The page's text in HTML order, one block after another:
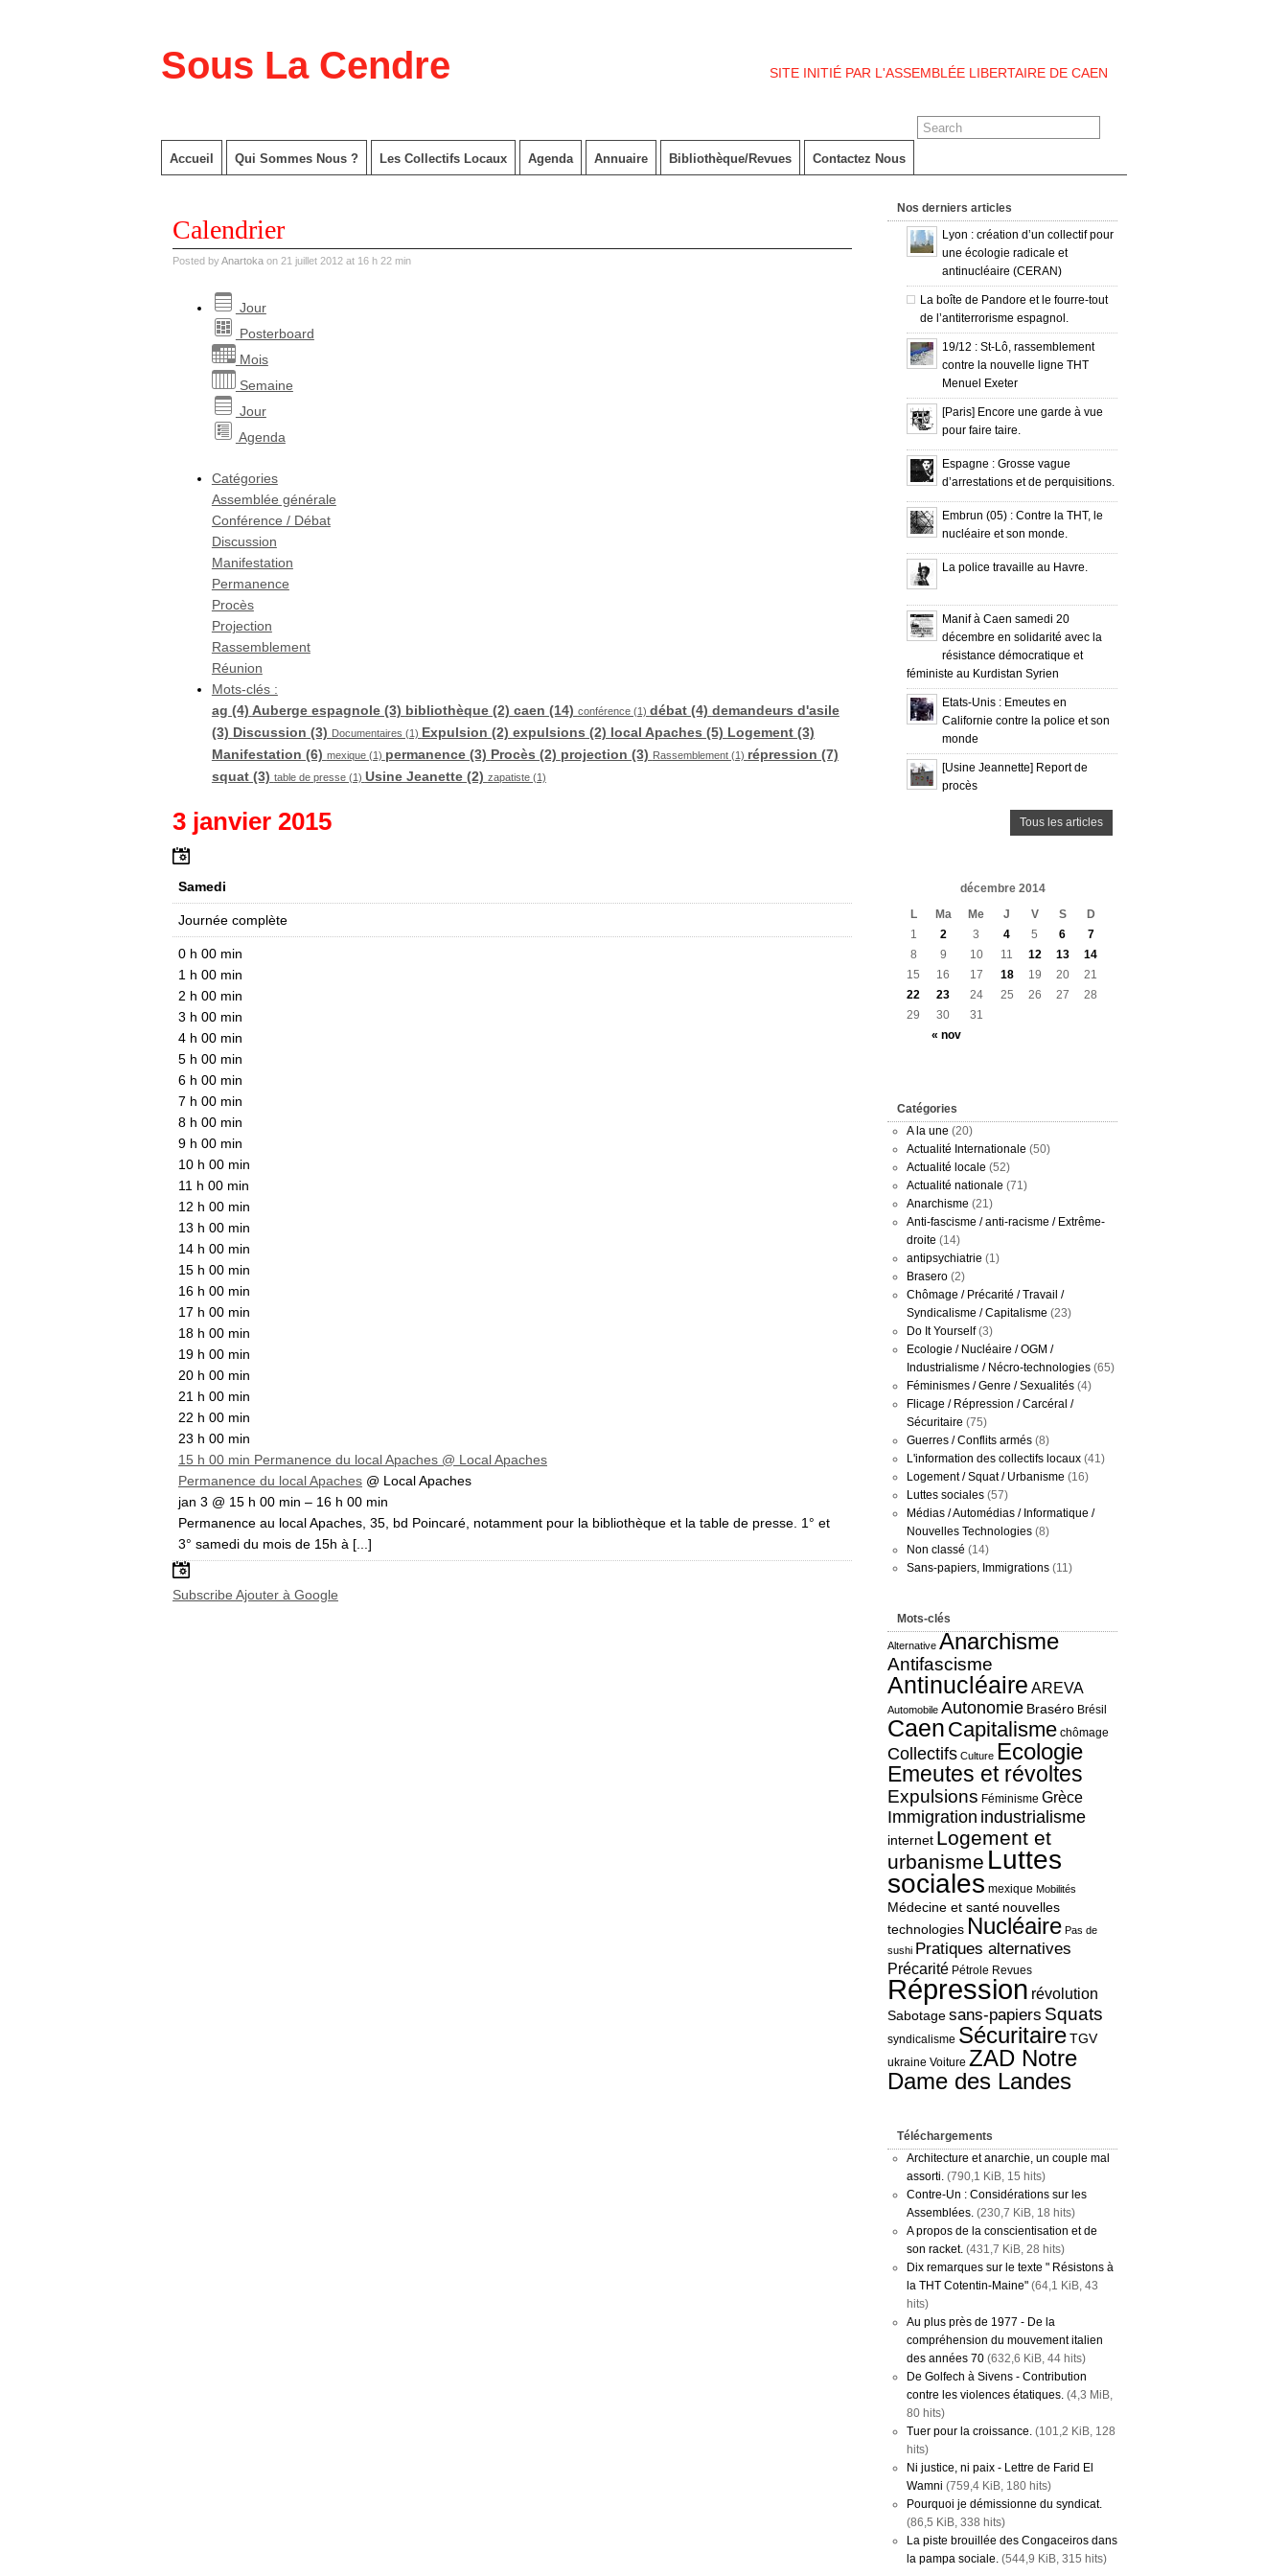
Sous La Cendre SITE INITIÉ PAR L'ASSEMBLÉE LIBERTAIRE DE CAEN
Accueil Qui Sommes Nous ? Les Collectifs Locaux Agenda Annuaire Bibliothèque/Revues Contactez Nous
Calendrier
Posted byAnartoka on 21 juillet 2012 at 16 h 22 min
Jour
Posterboard
Mois
Semaine
Jour
Agenda
Catégories
Assemblée générale
Conférence / Débat
Discussion
Manifestation
Permanence
Procès
Projection
Rassemblement
Réunion
Mots-clés :
ag (4) Auberge espagnole (3) bibliothèque (2) caen (14) conférence (1) débat (4) demandeurs d'asile
(3) Discussion (3) Documentaires (1) Expulsion (2) expulsions (2) local Apaches (5) Logement (3)
Manifestation (6) mexique (1) permanence (3) Procès (2) projection (3) Rassemblement (1) répression (7)
squat (3) table de presse (1) Usine Jeanette (2) zapatiste (1)
3 janvier 2015
Samedi
Journée complète
0 h 00 min
1 h 00 min
2 h 00 min
3 h 00 min
4 h 00 min
5 h 00 min
6 h 00 min
7 h 00 min
8 h 00 min
9 h 00 min
10 h 00 min
11 h 00 min
12 h 00 min
13 h 00 min
14 h 00 min
15 h 00 min
16 h 00 min
17 h 00 min
18 h 00 min
19 h 00 min
20 h 00 min
21 h 00 min
22 h 00 min
23 h 00 min
15 h 00 min Permanence du local Apaches @ Local Apaches
Permanence du local Apaches @ Local Apaches
jan 3 @ 15 h 00 min – 16 h 00 min
Permanence au local Apaches, 35, bd Poincaré, notamment pour la bibliothèque et la table de presse. 1° et
3° samedi du mois de 15h à [...]
Subscribe Ajouter à Google
Nos derniers articles
Lyon : création d’un collectif pour
une écologie radicale et
antinucléaire (CERAN)
La boîte de Pandore et le fourre-tout
de l’antiterrorisme espagnol.
19/12 : St-Lô, rassemblement
contre la nouvelle ligne THT
Menuel Exeter
[Paris] Encore une garde à vue
pour faire taire.
Espagne : Grosse vague
d’arrestations et de perquisitions.
Embrun (05) : Contre la THT, le
nucléaire et son monde.
La police travaille au Havre.
Manif à Caen samedi 20
décembre en solidarité avec la
résistance démocratique et
féministe au Kurdistan Syrien
Etats-Unis : Emeutes en
Californie contre la police et son
monde
[Usine Jeannette] Report de
procès
Tous les articles
décembre 2014
L
Ma Me J V S D
« nov
1 2 3 4 5 6
7
8
9 10 11 12 13
14
15
16 17 18 19 20
21
22
23 24 25 26 27
28
29
30 31
Catégories
A la une (20)
Actualité Internationale (50)
Actualité locale (52)
Actualité nationale (71)
Anarchisme (21)
Anti-fascisme / anti-racisme / Extrême-
droite (14)
antipsychiatrie (1)
Brasero (2)
Chômage / Précarité / Travail /
Syndicalisme / Capitalisme (23)
Do It Yourself(3)
Ecologie / Nucléaire / OGM /
Industrialisme / Nécro-technologies (65)
Féminismes / Genre / Sexualités (4)
Flicage / Répression / Carcéral /
Sécuritaire (75)
Guerres / Conflits armés (8)
L'information des collectifs locaux (41)
Logement / Squat / Urbanisme (16)
Luttes sociales (57)
Médias / Automédias / Informatique /
Nouvelles Technologies (8)
Non classé (14)
Sans-papiers, Immigrations (11)
Mots-clés
Alternative Anarchisme
Antifascisme
Antinucléaire AREVA
Automobile Autonomie Braséro Brésil
Caen Capitalisme chômage
Collectifs Culture Ecologie
Emeutes et révoltes
Expulsions Féminisme Grèce
Immigration industrialisme
internet Logement et
urbanisme Luttes
sociales mexique Mobilités
Médecine et santé nouvelles
technologies Nucléaire Pas de
sushi Pratiques alternatives
Précarité Pétrole Revues
Répression révolution
Sabotage sans-papiers Squats
syndicalisme Sécuritaire TGV
ukraine Voiture ZAD Notre
Dame des Landes
Téléchargements
Architecture et anarchie, un couple mal
assorti. (790,1 KiB, 15 hits)
Contre-Un : Considérations sur les
Assemblées. (230,7 KiB, 18 hits)
A propos de la conscientisation et de
son racket. (431,7 KiB, 28 hits)
Dix remarques sur le texte " Résistons à
la THT Cotentin-Maine" (64,1 KiB, 43
hits)
Au plus près de 1977 - De la
compréhension du mouvement italien
des années 70 (632,6 KiB, 44 hits)
De Golfech à Sivens - Contribution
contre les violences étatiques. (4,3 MiB,
80 hits)
Tuer pour la croissance. (101,2 KiB, 128
hits)
Ni justice, ni paix - Lettre de Farid El
Wamni (759,4 KiB, 180 hits)
Pourquoi je démissionne du syndicat.
(86,5 KiB, 338 hits)
La piste brouillée des Congaceiros dans
la pampa sociale. (544,9 KiB, 315 hits)